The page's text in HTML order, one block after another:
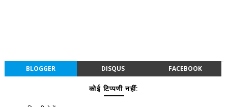
BLOGGER DISQUS FACEBOOK
कोई टिप्पणी नहीं: